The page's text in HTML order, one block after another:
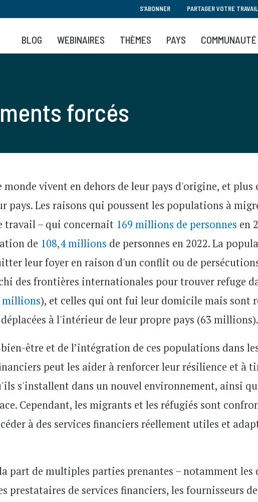
au
contenu
principal
S'ABONNER PARTAGER VOTRE TRAVAIL
BLOG WEBINAIRES THÈMES PAYS COMMUNAUTÉ
forcés
monde vivent en dehors de leur pays d'origine, et plus
pays. Les raisons qui poussent les populations à
travail – qui concernait 169 millions de personnes en
de 108,4 millions de personnes en 2022. La
leur foyer en raison d'un conflit ou de
des frontières internationales pour trouver refuge
millions), et celles qui ont fui leur domicile mais sont
à l'intérieur de leur propre pays (63 millions).
être et de l’intégration de ces populations dans
peut les aider à renforcer leur résilience et à
s'installent dans un nouvel environnement, ainsi
Cependant, les migrants et les réfugiés sont
à des services financiers réellement utiles et
part de multiples parties prenantes – notamment les
de services financiers, les fournisseurs de